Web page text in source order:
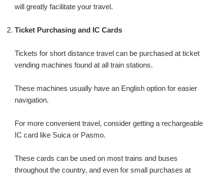
will greatly facilitate your travel.
Ticket Purchasing and IC Cards
Tickets for short distance travel can be purchased at ticket
vending machines found at all train stations.
These machines usually have an English option for easier
navigation.
For more convenient travel, consider getting a rechargeable
IC card like Suica or Pasmo.
These cards can be used on most trains and buses
throughout the country, and even for small purchases at